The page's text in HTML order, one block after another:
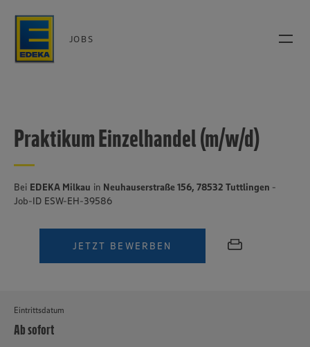
JOBS
Praktikum Einzelhandel (m/w/d)
Bei EDEKA Milkau in Neuhauserstraße 156, 78532 Tuttlingen -
Job-ID ESW-EH-39586
JETZT BEWERBEN
Eintrittsdatum
Ab sofort